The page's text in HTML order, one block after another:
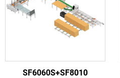
SF6060S+SF8010